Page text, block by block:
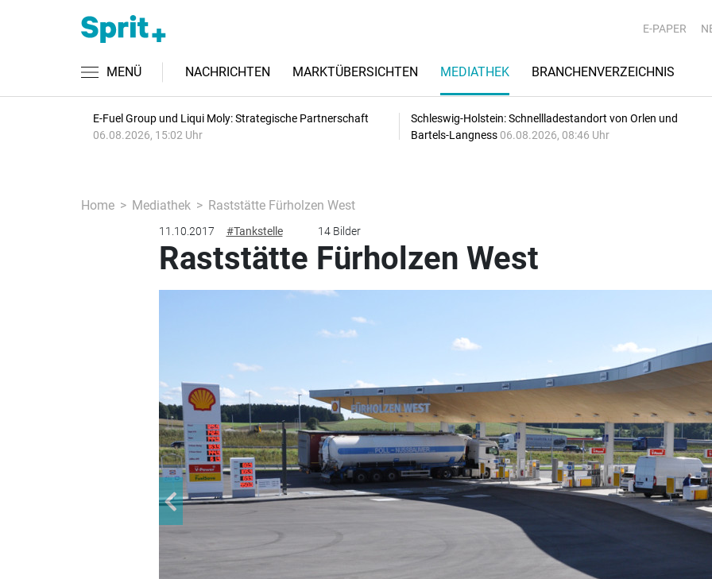
E-PAPER
MENÜ NACHRICHTEN MARKTÜBERSICHTEN MEDIATHEK BRANCHENVERZEICHNIS
E-Fuel Group und Liqui Moly: Strategische Partnerschaft
06.08.2026, 15:02 Uhr
Schleswig-Holstein: Schnellladestandort von Orlen und
Bartels-Langness 06.08.2026, 08:46 Uhr
Home Mediathek Raststätte Fürholzen West
11.10.2017 #Tankstelle 14 Bilder
Raststätte Fürholzen West